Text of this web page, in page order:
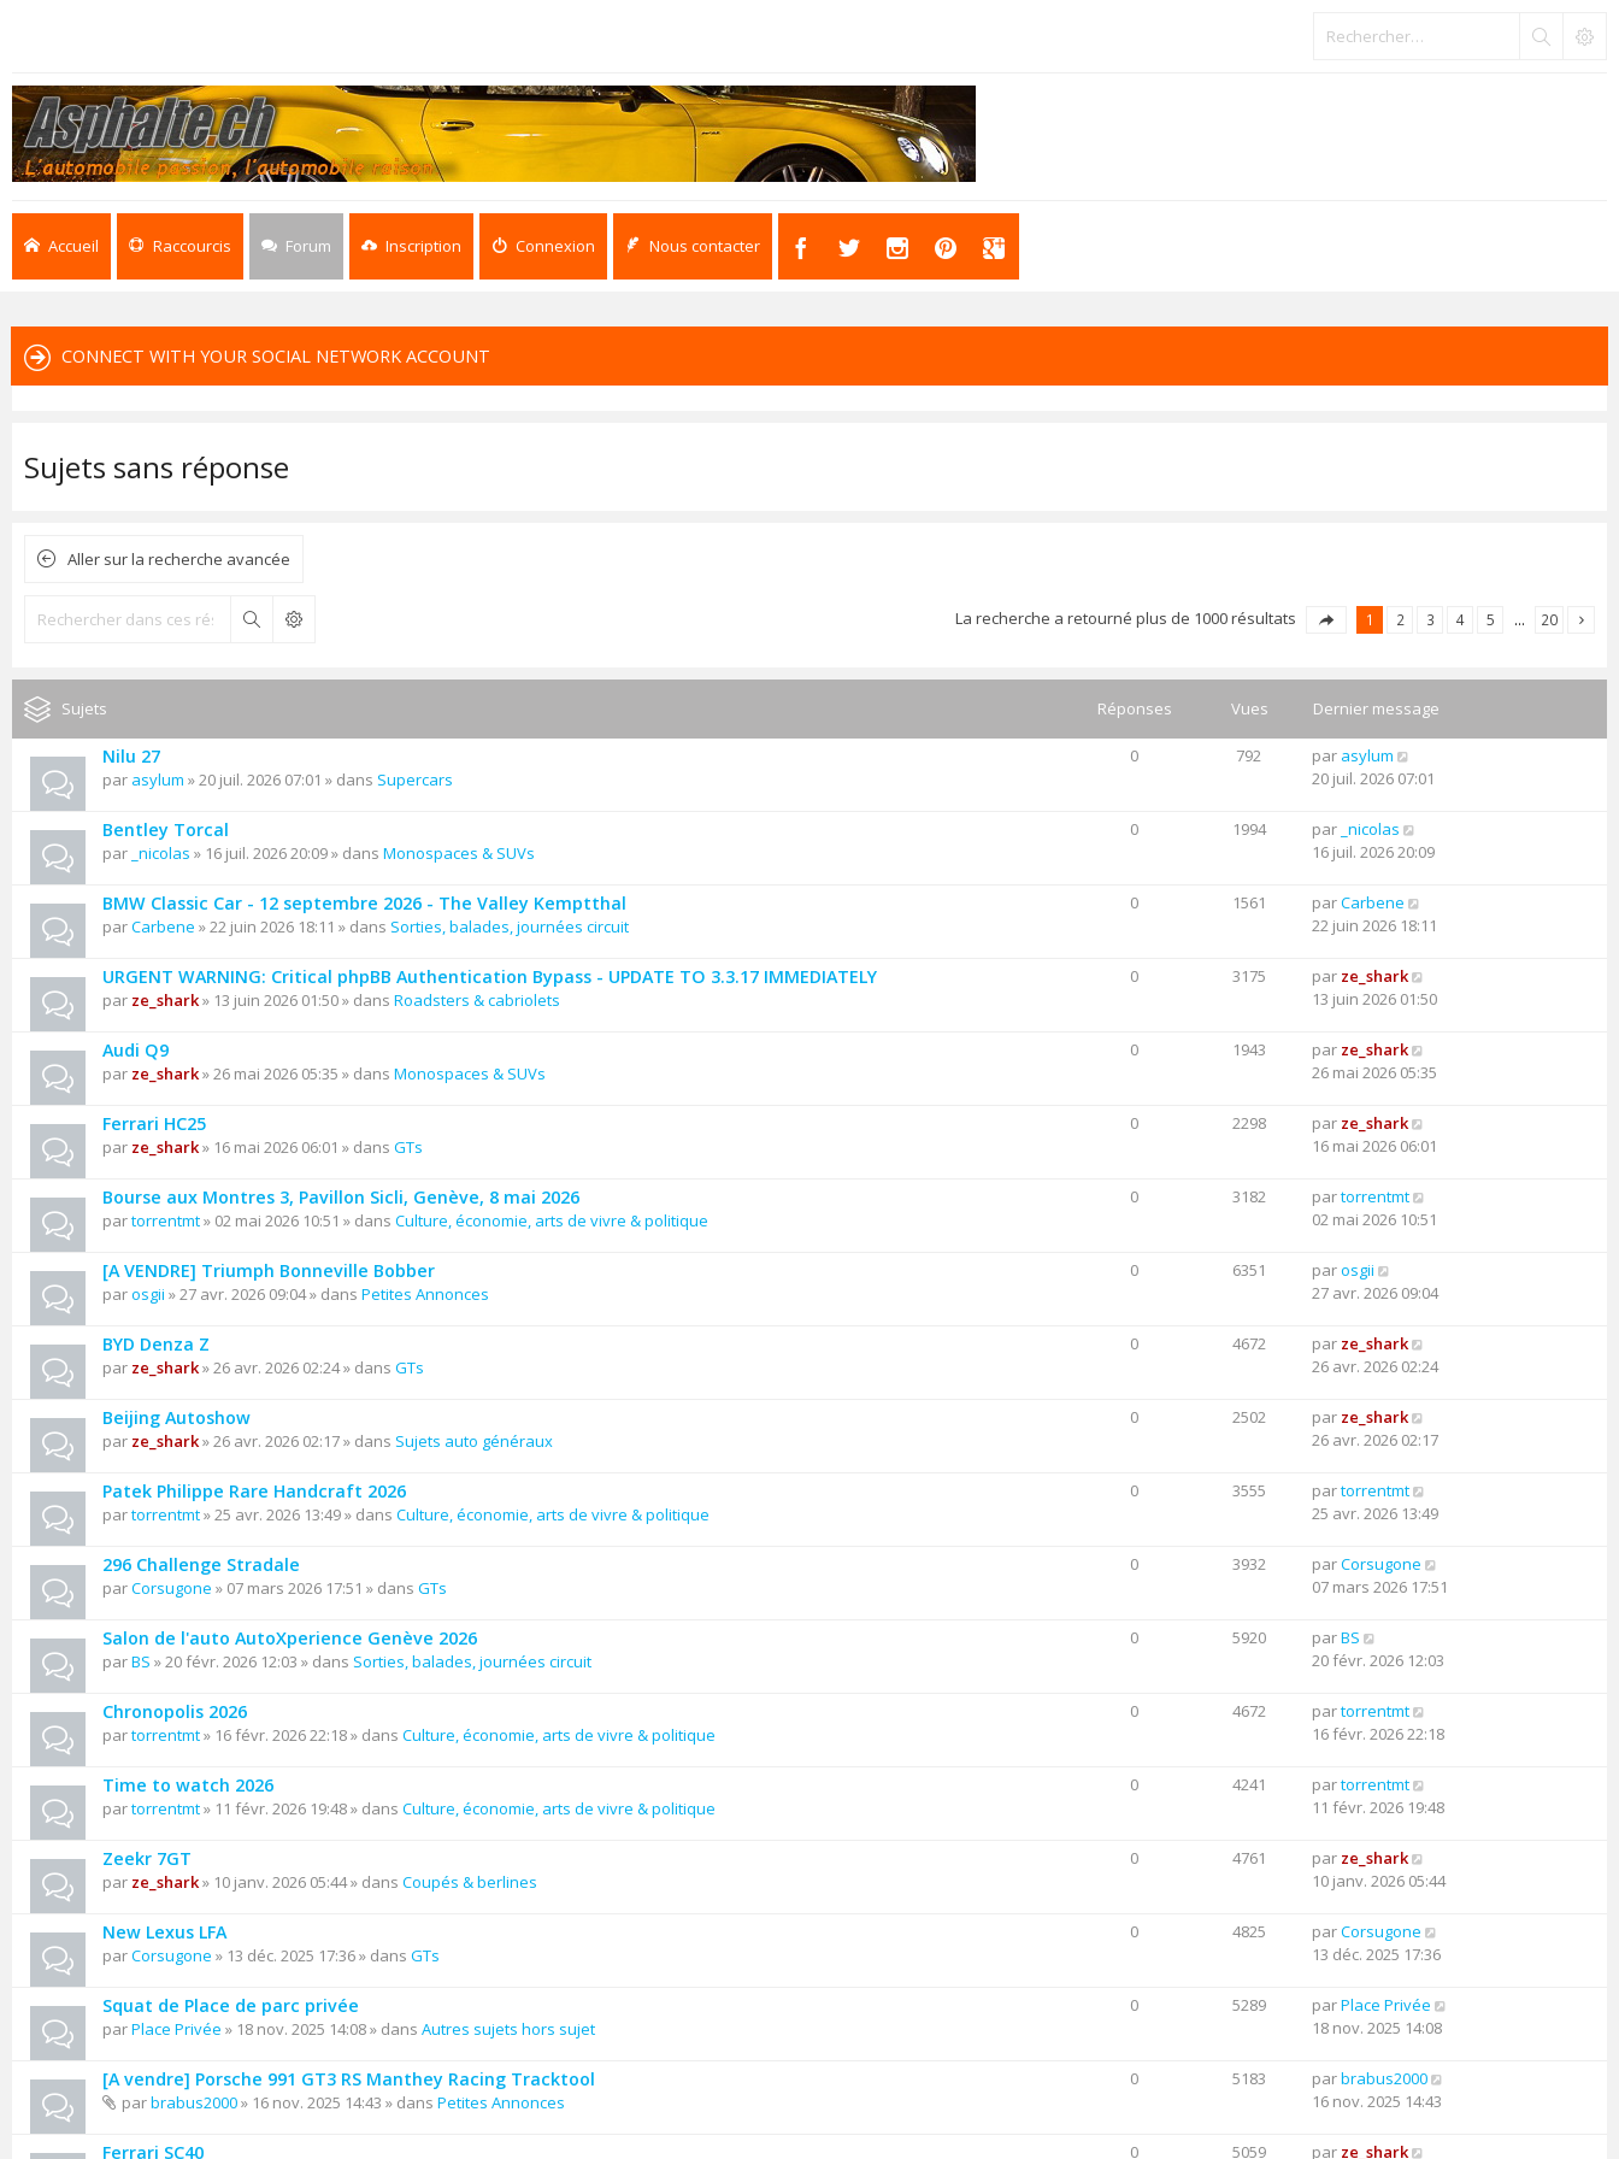
Accueil Raccourcis Forum Inscription Connexion Nous contacter
CONNECT WITH YOUR SOCIAL NETWORK ACCOUNT
Sujets sans réponse
Aller sur la recherche avancée
Rechercher La recherche a retourné plus de 1000 résultats 1 2 3 4 5 … 20
Sujets Réponses Vues Dernier message
Nilu 27
par asylum » 20 juil. 2026 07:01 » dans Supercars
0 792 par asylum
20 juil. 2026 07:01
Bentley Torcal
par _nicolas » 16 juil. 2026 20:09 » dans Monospaces & SUVs
0 1994 par _nicolas
16 juil. 2026 20:09
BMW Classic Car - 12 septembre 2026 - The Valley Kemptthal
parCarbene » 22 juin 2026 18:11 » dans Sorties, balades, journées circuit
0 1561 parCarbene
22 juin 2026 18:11
URGENT WARNING: Critical phpBB Authentication Bypass - UPDATE TO 3.3.17 IMMEDIATELY
par ze_shark» 13 juin 2026 01:50 » dans Roadsters & cabriolets
0 3175 par ze_shark
13 juin 2026 01:50
Audi Q9
par ze_shark» 26 mai 2026 05:35 » dans Monospaces & SUVs
0 1943 par ze_shark
26 mai 2026 05:35
Ferrari HC25
par ze_shark» 16 mai 2026 06:01 » dans GTs
0 2298 par ze_shark
16 mai 2026 06:01
Bourse aux Montres 3, Pavillon Sicli, Genève, 8 mai 2026
partorrentmt» 02 mai 2026 10:51 » dans Culture, économie, arts de vivre & politique
0 3182 partorrentmt
02 mai 2026 10:51
[A VENDRE] Triumph Bonneville Bobber
parosgii » 27 avr. 2026 09:04 » dans Petites Annonces
0 6351 parosgii
27 avr. 2026 09:04
BYD Denza Z
par ze_shark» 26 avr. 2026 02:24 » dans GTs
0 4672 par ze_shark
26 avr. 2026 02:24
Beijing Autoshow
par ze_shark» 26 avr. 2026 02:17 » dans Sujets auto généraux
0 2502 par ze_shark
26 avr. 2026 02:17
Patek Philippe Rare Handcraft 2026
partorrentmt» 25 avr. 2026 13:49 » dans Culture, économie, arts de vivre & politique
0 3555 partorrentmt
25 avr. 2026 13:49
296 Challenge Stradale
parCorsugone » 07 mars 2026 17:51 » dans GTs
0 3932 parCorsugone
07 mars 2026 17:51
Salon de l'auto AutoXperience Genève 2026
parBS » 20 févr. 2026 12:03 » dans Sorties, balades, journées circuit
0 5920 parBS
20 févr. 2026 12:03
Chronopolis 2026
partorrentmt» 16 févr. 2026 22:18 » dans Culture, économie, arts de vivre & politique
0 4672 partorrentmt
16 févr. 2026 22:18
Time to watch 2026
partorrentmt» 11 févr. 2026 19:48 » dans Culture, économie, arts de vivre & politique
0 4241 partorrentmt
11 févr. 2026 19:48
Zeekr 7GT
par ze_shark» 10 janv. 2026 05:44 » dans Coupés & berlines
0 4761 par ze_shark
10 janv. 2026 05:44
New Lexus LFA
parCorsugone » 13 déc. 2025 17:36 » dans GTs
0 4825 parCorsugone
13 déc. 2025 17:36
Squat de Place de parc privée
parPlace Privée » 18 nov. 2025 14:08 » dans Autres sujets hors sujet
0 5289 parPlace Privée
18 nov. 2025 14:08
[A vendre] Porsche 991 GT3 RS Manthey Racing Tracktool
parbrabus2000» 16 nov. 2025 14:43 » dans Petites Annonces
0 5183 parbrabus2000
16 nov. 2025 14:43
Ferrari SC40 0 5059 par ze_shark